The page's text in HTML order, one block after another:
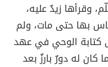
وقرأها زيدٌ عليه،
بها حتى مات، ولم
كتابة الوحي في عهد
كان له دورٌ بارزٌ بعد